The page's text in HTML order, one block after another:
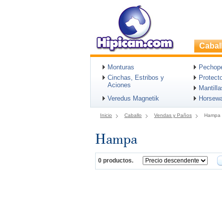
Monturas
Cinchas, Estribos y
Aciones
Veredus Magnetik
Inicio Caballo Vendas y Paños Hampa
Hampa
0 productos.